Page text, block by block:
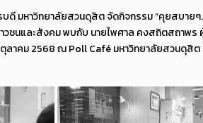
ดี มหาวิทยาลัยสวนดุสิต จัดกิจกรรม “คุยสบาย
ชนและสังคม พบกับ นายไพศาล คงสถิตสถาพ
ลาคม 2568 ณ Poll Café มหาวิทยาลัยสวนดุสิ